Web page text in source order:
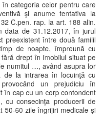
categoria celor pentru care
şi anume tentativa la
C.pen. rap. la art. 188 alin.
data de 31.12.2017, în jurul
preexistent între două familii
de noapte, împreună cu
drept în imobilul situat pe
numitul …, având asupra lor
la intrarea în locuinţă cu
un prejudiciu în
în cap cu un corp contondent
consecinţa producerii de
50-60 zile îngrijiri medicale şi